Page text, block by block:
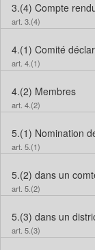
3.(4) Compte
art. 3.(4)
4.(1) Comité
art. 4.(1)
4.(2) Membres
art. 4.(2)
5.(1) Nomination
art. 5.(1)
5.(2) dans un
art. 5.(2)
5.(3) dans un
art. 5.(3)